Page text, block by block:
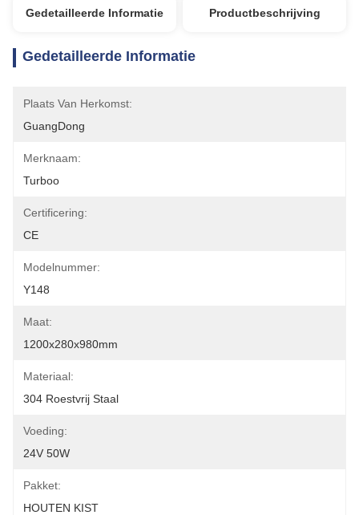
Gedetailleerde Informatie Productbeschrijving
Gedetailleerde Informatie
Plaats Van Herkomst:
GuangDong
Merknaam:
Turboo
Certificering:
CE
Modelnummer:
Y148
Maat:
1200x280x980mm
Materiaal:
304 Roestvrij Staal
Voeding:
24V 50W
Pakket:
HOUTEN KIST